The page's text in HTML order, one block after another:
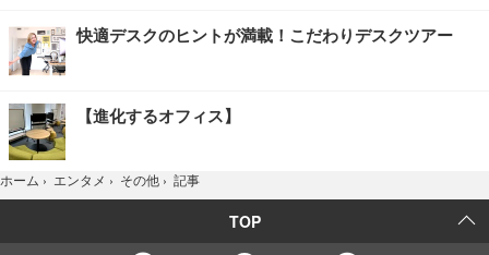
快適デスクのヒントが満載！こだわりデスクツアー
【進化するオフィス】
ホーム › エンタメ › その他 › 記事
TOP